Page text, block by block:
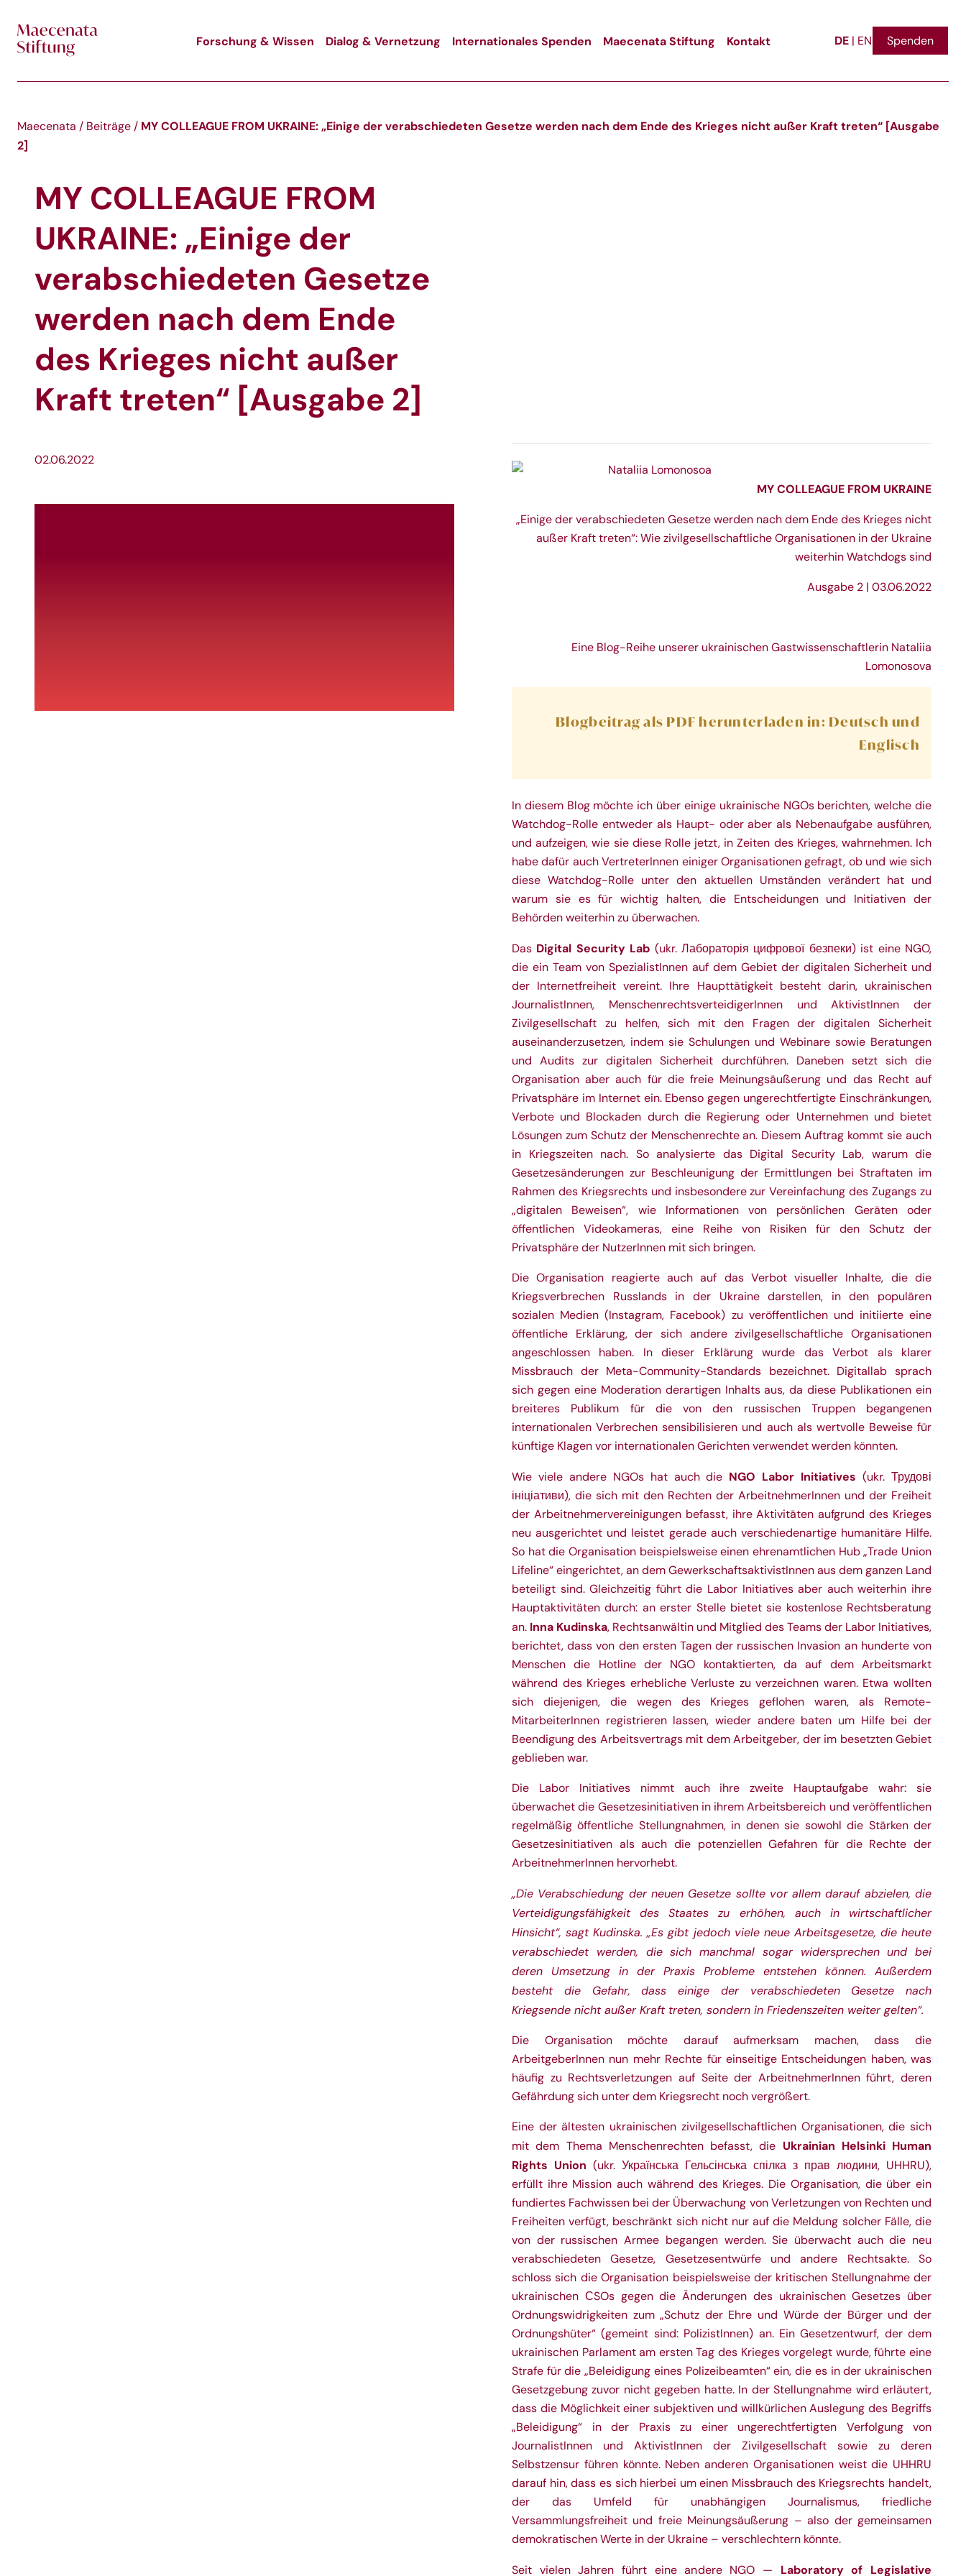
Forschung & Wissen Dialog & Vernetzung Internationales Spenden Maecenata Stiftung Kontakt DE | EN Spenden
Maecenata / Beiträge / MY COLLEAGUE FROM UKRAINE: „Einige der verabschiedeten Gesetze werden nach dem Ende des Krieges nicht außer Kraft treten“ [Ausgabe
2]
MY COLLEAGUE FROM
UKRAINE: „Einige der
verabschiedeten Gesetze
werden nach dem Ende
des Krieges nicht außer
Kraft treten“ [Ausgabe 2]
02.06.2022
MY COLLEAGUE FROM UKRAINE
„Einige der verabschiedeten Gesetze werden nach dem Ende des Krieges nicht
außer Kraft treten“: Wie zivilgesellschaftliche Organisationen in der Ukraine
weiterhin Watchdogs sind
Ausgabe 2 | 03.06.2022
Eine Blog-Reihe unserer ukrainischen Gastwissenschaftlerin Nataliia
Lomonosova
Blogbeitrag als PDF herunterladen in: Deutschund
Englisch
In diesem Blog möchte ich über einige ukrainische NGOs berichten, welche die
Watchdog-Rolle entweder als Haupt- oder aber als Nebenaufgabe ausführen,
und aufzeigen, wie sie diese Rolle jetzt, in Zeiten des Krieges, wahrnehmen. Ich
habe dafür auch VertreterInnen einiger Organisationen gefragt, ob und wie sich
diese Watchdog-Rolle unter den aktuellen Umständen verändert hat und
warum sie es für wichtig halten, die Entscheidungen und Initiativen der
Behörden weiterhin zu überwachen.
Das Digital Security Lab (ukr. Лабораторія цифрової безпеки) ist eine NGO,
die ein Team von SpezialistInnen auf dem Gebiet der digitalen Sicherheit und
der Internetfreiheit vereint. Ihre Haupttätigkeit besteht darin, ukrainischen
JournalistInnen, MenschenrechtsverteidigerInnen und AktivistInnen der
Zivilgesellschaft zu helfen, sich mit den Fragen der digitalen Sicherheit
auseinanderzusetzen, indem sie Schulungen und Webinare sowie Beratungen
und Audits zur digitalen Sicherheit durchführen. Daneben setzt sich die
Organisation aber auch für die freie Meinungsäußerung und das Recht auf
Privatsphäre im Internet ein. Ebenso gegen ungerechtfertigte Einschränkungen,
Verbote und Blockaden durch die Regierung oder Unternehmen und bietet
Lösungen zum Schutz der Menschenrechte an. Diesem Auftrag kommt sie auch
in Kriegszeiten nach. So analysierte das Digital Security Lab, warum die
Gesetzesänderungen zur Beschleunigung der Ermittlungen bei Straftaten im
Rahmen des Kriegsrechts und insbesondere zur Vereinfachung des Zugangs zu
„digitalen Beweisen“, wie Informationen von persönlichen Geräten oder
öffentlichen Videokameras, eine Reihe von Risiken für den Schutz der
Privatsphäre der NutzerInnen mit sich bringen.
Die Organisation reagierte auch auf das Verbot visueller Inhalte, die die
Kriegsverbrechen Russlands in der Ukraine darstellen, in den populären
sozialen Medien (Instagram, Facebook) zu veröffentlichen und initiierte eine
öffentliche Erklärung, der sich andere zivilgesellschaftliche Organisationen
angeschlossen haben. In dieser Erklärung wurde das Verbot als klarer
Missbrauch der Meta-Community-Standards bezeichnet. Digitallab sprach
sich gegen eine Moderation derartigen Inhalts aus, da diese Publikationen ein
breiteres Publikum für die von den russischen Truppen begangenen
internationalen Verbrechen sensibilisieren und auch als wertvolle Beweise für
künftige Klagen vor internationalen Gerichten verwendet werden könnten.
Wie viele andere NGOs hat auch die NGO Labor Initiatives (ukr. Трудові
ініціативи), die sich mit den Rechten der ArbeitnehmerInnen und der Freiheit
der Arbeitnehmervereinigungen befasst, ihre Aktivitäten aufgrund des Krieges
neu ausgerichtet und leistet gerade auch verschiedenartige humanitäre Hilfe.
So hat die Organisation beispielsweise einen ehrenamtlichen Hub „Trade Union
Lifeline“ eingerichtet, an dem GewerkschaftsaktivistInnen aus dem ganzen Land
beteiligt sind. Gleichzeitig führt die Labor Initiatives aber auch weiterhin ihre
Hauptaktivitäten durch: an erster Stelle bietet sie kostenlose Rechtsberatung
an. Inna Kudinska, Rechtsanwältin und Mitglied des Teams der Labor Initiatives,
berichtet, dass von den ersten Tagen der russischen Invasion an hunderte von
Menschen die Hotline der NGO kontaktierten, da auf dem Arbeitsmarkt
während des Krieges erhebliche Verluste zu verzeichnen waren. Etwa wollten
sich diejenigen, die wegen des Krieges geflohen waren, als Remote-
MitarbeiterInnen registrieren lassen, wieder andere baten um Hilfe bei der
Beendigung des Arbeitsvertrags mit dem Arbeitgeber, der im besetzten Gebiet
geblieben war.
Die Labor Initiatives nimmt auch ihre zweite Hauptaufgabe wahr: sie
überwachet die Gesetzesinitiativen in ihrem Arbeitsbereich und veröffentlichen
regelmäßig öffentliche Stellungnahmen, in denen sie sowohl die Stärken der
Gesetzesinitiativen als auch die potenziellen Gefahren für die Rechte der
ArbeitnehmerInnen hervorhebt.
„Die Verabschiedung der neuen Gesetze sollte vor allem darauf abzielen, die
Verteidigungsfähigkeit des Staates zu erhöhen, auch in wirtschaftlicher
Hinsicht“, sagt Kudinska. „Es gibt jedoch viele neue Arbeitsgesetze, die heute
verabschiedet werden, die sich manchmal sogar widersprechen und bei
deren Umsetzung in der Praxis Probleme entstehen können. Außerdem
besteht die Gefahr, dass einige der verabschiedeten Gesetze nach
Kriegsende nicht außer Kraft treten, sondern in Friedenszeiten weiter gelten“.
Die Organisation möchte darauf aufmerksam machen, dass die
ArbeitgeberInnen nun mehr Rechte für einseitige Entscheidungen haben, was
häufig zu Rechtsverletzungen auf Seite der ArbeitnehmerInnen führt, deren
Gefährdung sich unter dem Kriegsrecht noch vergrößert.
Eine der ältesten ukrainischen zivilgesellschaftlichen Organisationen, die sich
mit dem Thema Menschenrechten befasst, die Ukrainian Helsinki Human
Rights Union (ukr. Українська Гельсінська спілка з прав людини, UHHRU),
erfüllt ihre Mission auch während des Krieges. Die Organisation, die über ein
fundiertes Fachwissen bei der Überwachung von Verletzungen von Rechten und
Freiheiten verfügt, beschränkt sich nicht nur auf die Meldung solcher Fälle, die
von der russischen Armee begangen werden. Sie überwacht auch die neu
verabschiedeten Gesetze, Gesetzesentwürfe und andere Rechtsakte. So
schloss sich die Organisation beispielsweise der kritischen Stellungnahme der
ukrainischen СSOsgegen die Änderungen des ukrainischen Gesetzes über
Ordnungswidrigkeiten zum „Schutz der Ehre und Würde der Bürger und der
Ordnungshüter“ (gemeint sind: PolizistInnen) an. Ein Gesetzentwurf, der dem
ukrainischen Parlament am ersten Tag des Krieges vorgelegt wurde, führte eine
Strafe für die „Beleidigung eines Polizeibeamten“ ein, die es in der ukrainischen
Gesetzgebung zuvor nicht gegeben hatte. In der Stellungnahme wird erläutert,
dass die Möglichkeit einer subjektiven und willkürlichen Auslegung des Begriffs
„Beleidigung“ in der Praxis zu einer ungerechtfertigten Verfolgung von
JournalistInnen und AktivistInnen der Zivilgesellschaft sowie zu deren
Selbstzensur führen könnte. Neben anderen Organisationen weist die UHHRU
darauf hin, dass es sich hierbei um einen Missbrauch des Kriegsrechts handelt,
der das Umfeld für unabhängigen Journalismus, friedliche
Versammlungsfreiheit und freie Meinungsäußerung – also der gemeinsamen
demokratischen Werte in der Ukraine – verschlechtern könnte.
Seit vielen Jahren führt eine andere NGO — Laboratory of Legislative